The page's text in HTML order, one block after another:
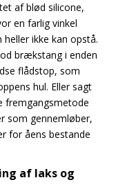
af blød silicone,
en farlig vinkel
ikke kan opstå.
brækstang i enden
flådstop, som
hul. Eller sagt
fremgangsmetode
som gennemløber,
for åens bestande
af laks og